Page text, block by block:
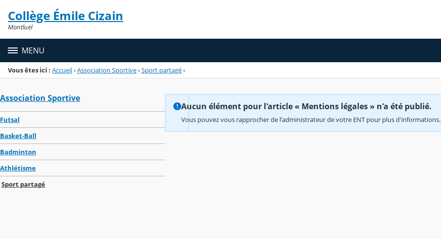
Menu de la rubrique
Contenu
Collège Émile Cizain
Montluel
MENU
Vous êtes ici : Accueil›Association Sportive›Sport partagé›
Association Sportive
Futsal
Basket-Ball
Badminton
Athlétisme
Sport partagé
Aucun élément pour l'article « Mentions légales » n'a été publié.
Vous pouvez vous rapprocher de l'administrateur de votre ENT pour plus d'informations.